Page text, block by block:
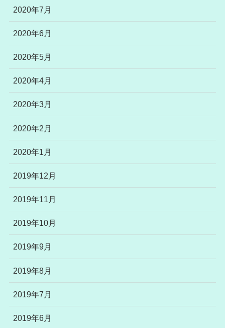
2020年7月
2020年6月
2020年5月
2020年4月
2020年3月
2020年2月
2020年1月
2019年12月
2019年11月
2019年10月
2019年9月
2019年8月
2019年7月
2019年6月